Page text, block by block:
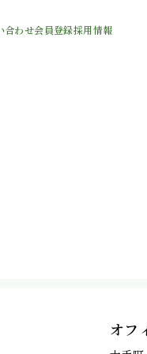
合わせ会員登録採用情報
オフ